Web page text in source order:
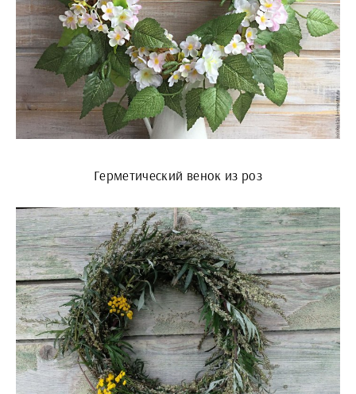
Герметический венок из роз